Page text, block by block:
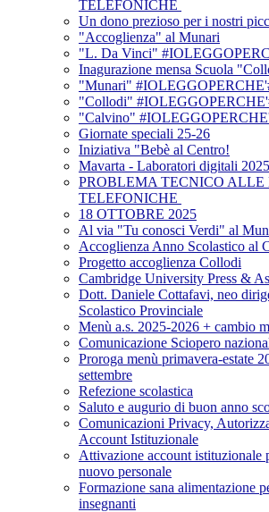
TELEFONICHE
Un dono prezioso per i nostri
"Accoglienza" al Munari
"L. Da Vinci"
Inagurazione mensa Scuola
"Munari"
"Collodi"
"Calvino"
Giornate speciali 25-26
Iniziativa "Bebè al Centro!
Mavarta - Laboratori digitali 2025
PROBLEMA TECNICO ALLE
TELEFONICHE
18 OTTOBRE 2025
Al via "Tu conosci Verdi" al
Accoglienza Anno Scolastico al
Progetto accoglienza Collodi
Cambridge University Press &
Dott. Daniele Cottafavi, neo
Scolastico Provinciale
Menù a.s. 2025-2026 + cambio
Comunicazione Sciopero
Proroga menù primavera-estate
settembre
Refezione scolastica
Saluto e augurio di buon anno
Comunicazioni Privacy,
Account Istituzionale
Attivazione account istituzionale
nuovo personale
Formazione sana alimentazione
insegnanti